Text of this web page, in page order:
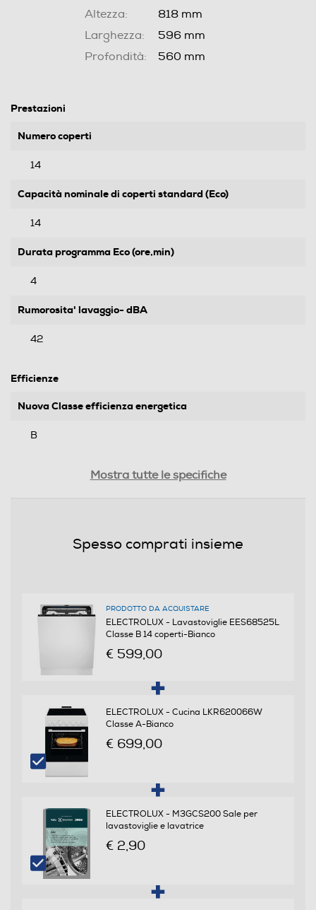
Altezza:
818 mm
Larghezza:
596 mm
Profondità:
560 mm
Prestazioni
Numero coperti
14
Capacità nominale di coperti standard (Eco)
14
Durata programma Eco (ore,min)
4
Rumorosita' lavaggio- dBA
42
Efficienze
Nuova Classe efficienza energetica
B
Consumo di energia del programma eco (kwh/100 cicli)
Numero di temperature
Numero programmi
Programma breve
Mostra tutte le specifiche
Spesso comprati insieme
PRODOTTO DA ACQUISTARE
ELECTROLUX - Lavastoviglie EES68525L
Classe B 14 coperti-Bianco
€ 599,00
ELECTROLUX - Cucina LKR620066W
Classe A-Bianco
€ 699,00
ELECTROLUX - M3GCS200 Sale per
lavastoviglie e lavatrice
€ 2,90